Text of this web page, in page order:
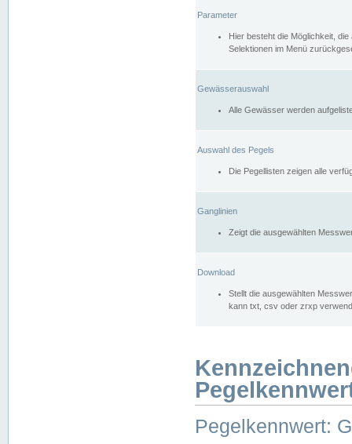
Parameter
Hier besteht die Möglichkeit,
Selektionen im Menü
Gewässerauswahl
Alle Gewässer werden
Auswahl des Pegels
Die Pegellisten zeigen alle
Ganglinien
Zeigt die ausgewählten
Download
Stellt die ausgewählten
kann txt, csv oder zrxp
Pegelkennwert: